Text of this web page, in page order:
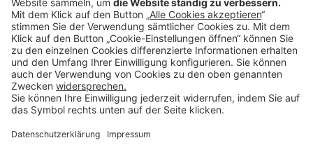
Das schreiben die anderen
244
Anzeigen